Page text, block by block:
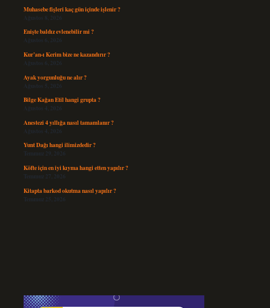
Muhasebe fişleri kaç gün içinde işlenir ?
Ağustos 8, 2026
Enişte baldız evlenebilir mi ?
Ağustos 6, 2026
Kur’an-ı Kerim bize ne kazandırır ?
Ağustos 6, 2026
Ayak yorgunluğu ne alır ?
Ağustos 5, 2026
Bilge Kağan Etil hangi grupta ?
Ağustos 4, 2026
Anestezi 4 yıllığa nasıl tamamlanır ?
Ağustos 4, 2026
Yunt Dağı hangi ilimizdedir ?
Temmuz 29, 2026
Köfte için en iyi kıyma hangi etten yapılır ?
Temmuz 27, 2026
Kitapta barkod okutma nasıl yapılır ?
Temmuz 25, 2026